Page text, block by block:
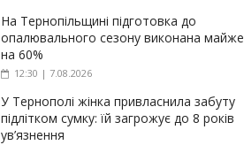
На Тернопільщині підготовка до
опалювального сезону виконана майже
на 60%
12:30 | 7.08.2026
У Тернополі жінка привласнила забуту
підлітком сумку: їй загрожує до 8 років
ув’язнення